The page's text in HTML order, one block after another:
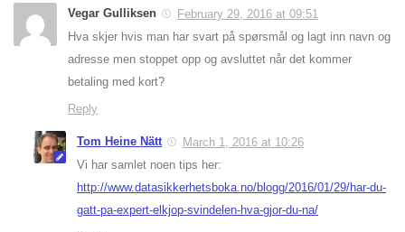
Vegar Gulliksen
February 29, 2016 at 09:51
Hva skjer hvis man har svart på spørsmål og lagt inn navn og
adresse men stoppet opp og avsluttet når det kommer
betaling med kort?
Reply
Tom Heine Nätt
March 1, 2016 at 10:26
Vi har samlet noen tips her:
http://www.datasikkerhetsboka.no/blogg/2016/01/29/har-du-
gatt-pa-expert-elkjop-svindelen-hva-gjor-du-na/